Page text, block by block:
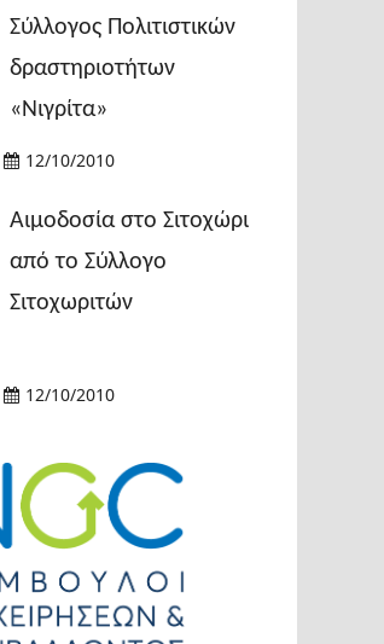
Σύλλογος Πολιτιστικών
δραστηριοτήτων
«Νιγρίτα»
12/10/2010
Αιμοδοσία στο Σιτοχώρι
από το Σύλλογο
Σιτοχωριτών
12/10/2010